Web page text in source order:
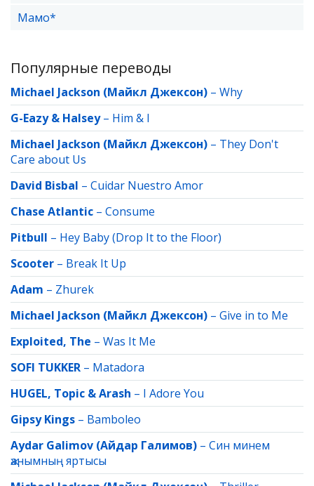
Мамо*
Популярные переводы
Michael Jackson (Майкл Джексон) – Why
G-Eazy & Halsey– Him & I
Michael Jackson (Майкл Джексон) – They Don't
Care about Us
David Bisbal – Cuidar Nuestro Amor
Chase Atlantic – Consume
Pitbull – Hey Baby (Drop It to the Floor)
Scooter – Break It Up
Adam – Zhurek
Michael Jackson (Майкл Джексон) – Give in to Me
Exploited, The – Was It Me
SOFI TUKKER – Matadora
HUGEL, Topic & Arash – I Adore You
Gipsy Kings – Bamboleo
Aydar Galimov (Айдар Галимов) – Син минем
җанымның яртысы